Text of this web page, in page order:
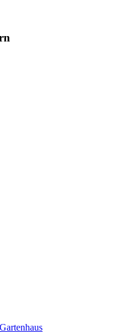
Gartenhaus